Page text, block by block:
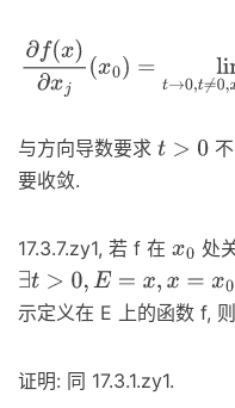
∂f(x)∂x x0 0,t
与方向导数要求 t>0
要收敛.
17.3.7.zy1, 若 f 在 x0 处
∃t >0 ,E=x, x= x0+tej,x =x
示定义在 E 上的函数 f,
证明: 同 17.3.1.zy1.